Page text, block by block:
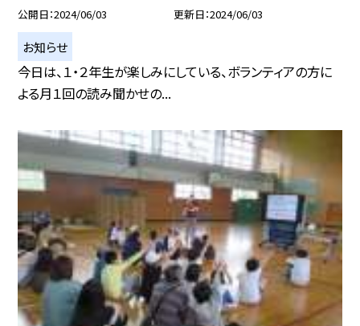
公開日 2024/06/03 更新日 2024/06/03
お知らせ
今日は、１・２年生が楽しみにしている、ボランティアの方に
よる月１回の読み聞かせの...